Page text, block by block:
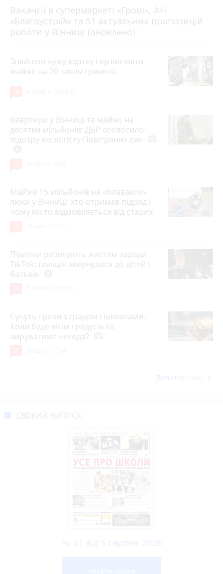
Вакансії в супермаркеті «Грош», АН
«Благоустрій» та 51 актуальних пропозицій
роботи у Вінниці (оновлено)
4 серпня 2026 р.
Знайшов чужу картку і купив квіти
майже на 20 тисяч гривень
Квартири у Вінниці та майно на
десятки мільйонів: ДБР оголосило
підозру екслогісту Повітряних сил
Майже 15 мільйонів на «плаваючі»
люки у Вінниці: хто отримав підряд і
чому місто відмовляється від старих
Підлітки ризикують життям заради
TikTok: поліція звернулася до дітей і
батьків
Сунуть грози з градом і шквалами.
Коли буде вісім градусів та
вируватиме негода?